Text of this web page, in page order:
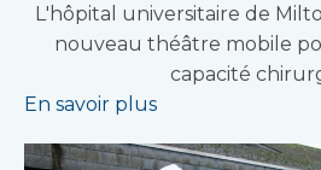
L'hôpital universitaire de
nouveau théâtre mobile
capacité
En savoir plus